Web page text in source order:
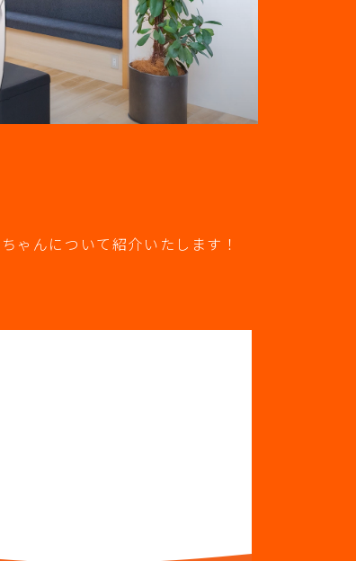
んについて紹介いたします！